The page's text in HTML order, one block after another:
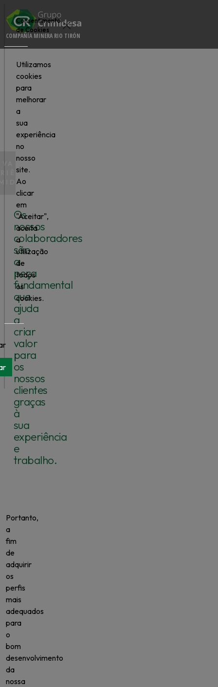
Consentimento
de Cookies
Utilizamos
cookies
para
melhorar
a
sua
experiência
no
nosso
site.
Ao
clicar
em
"Aceitar",
aceita
a
utilização
de
todos
os
cookies.
COMPAÑÍA MINERA RIO TIRÓN
EQUIPA
Os
nossos
colaboradores
são
a
peça
fundamental
que
ajuda
a
criar
valor
para
os
nossos
clientes
graças
à
sua
experiência
e
trabalho.
Portanto,
a
fim
de
adquirir
os
perfis
mais
adequados
para
o
bom
desenvolvimento
da
nossa